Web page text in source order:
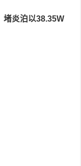
堵炎泊以38.35W